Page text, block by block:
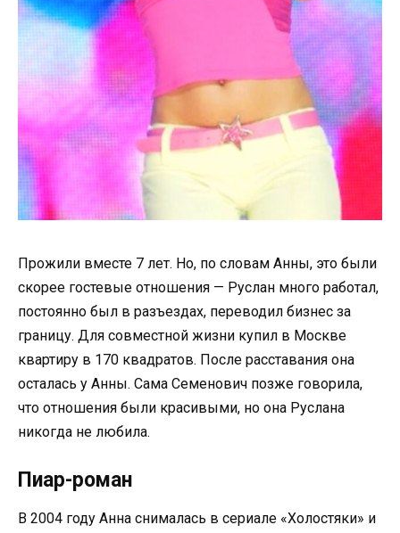
Прожили вместе 7 лет. Но, по словам Анны, это были
скорее гостевые отношения — Руслан много работал,
постоянно был в разъездах, переводил бизнес за
границу. Для совместной жизни купил в Москве
квартиру в 170 квадратов. После расставания она
осталась у Анны. Сама Семенович позже говорила,
что отношения были красивыми, но она Руслана
никогда не любила.
Пиар-роман
В 2004 году Анна снималась в сериале «Холостяки» и